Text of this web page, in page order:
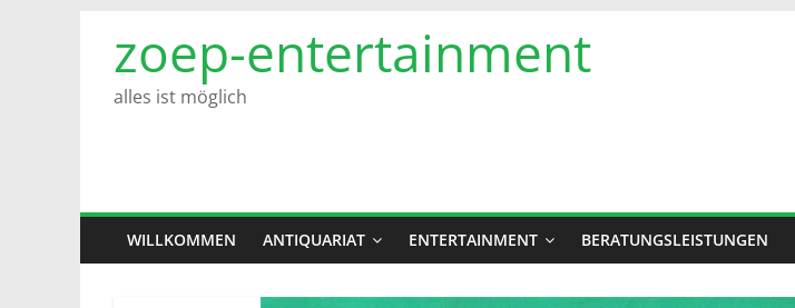
Inhalt
springen
zoep-entertainment
alles ist möglich
WILLKOMMEN ANTIQUARIAT ENTERTAINMENT BERATUNGSLEISTUNGEN